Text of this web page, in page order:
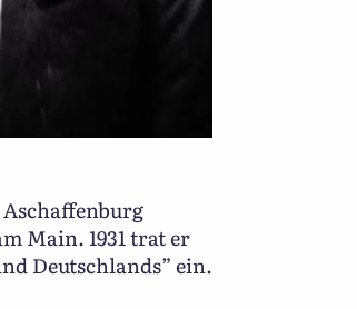
Main. 1931 trat er
Deutschlands” ein.